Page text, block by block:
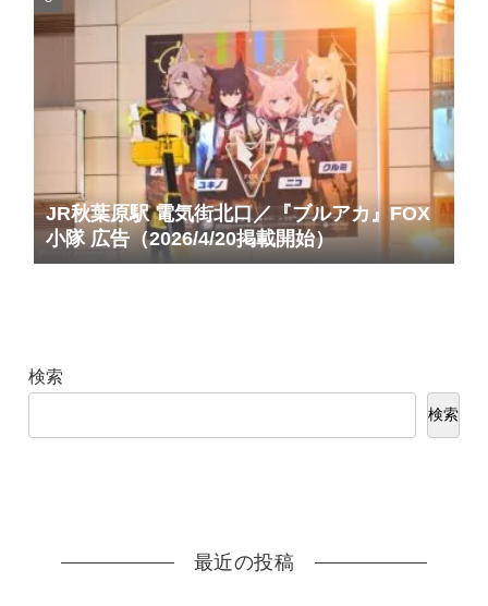
JR秋葉原駅 電気街北口／『ブルアカ』FOX
小隊 広告（2026/4/20掲載開始）
検索
検索
最近の投稿